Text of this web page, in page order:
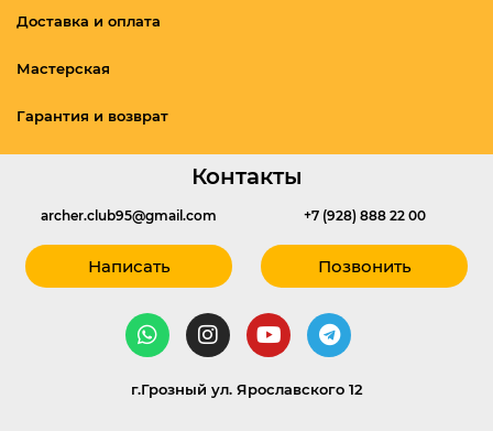
Доставка и оплата
Мастерская
Гарантия и возврат
Контакты
archer.club95@gmail.com
Написать
+7 (928) 888 22 00
Позвонить
г.Грозный ул. Ярославского 12